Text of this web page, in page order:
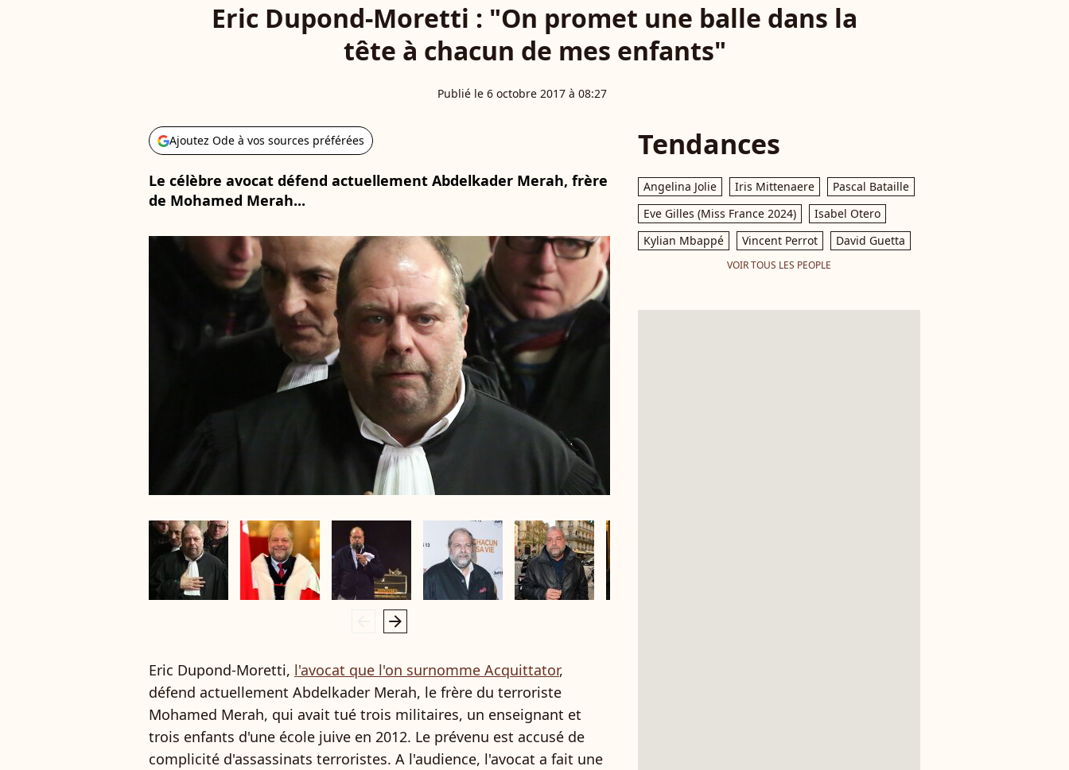
Eric Dupond-Moretti : "On promet une balle dans la
tête à chacun de mes enfants"
Publié le 6 octobre 2017 à 08:27
Ajoutez Ode à vos sources préférées
Le célèbre avocat défend actuellement Abdelkader Merah, frère
de Mohamed Merah...
arrow_right
Eric Dupond-Moretti, l'avocat que l'on surnomme Acquittator,
défend actuellement Abdelkader Merah, le frère du terroriste
Mohamed Merah, qui avait tué trois militaires, un enseignant et
trois enfants d'une école juive en 2012. Le prévenu est accusé de
complicité d'assassinats terroristes. A l'audience, l'avocat a fait une
Tendances
Angelina Jolie Iris Mittenaere
Pascal Bataille
Eve Gilles (Miss France 2024)
Isabel Otero
Kylian Mbappé
Vincent Perrot David Guetta
VOIR TOUS LES PEOPLE